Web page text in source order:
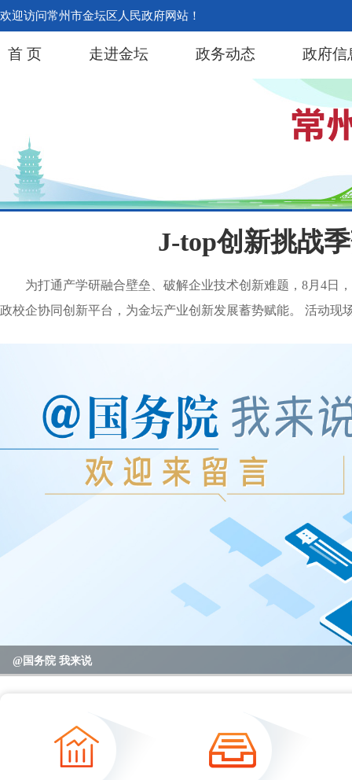
欢迎访问常州市金坛区人民政府网站！
首 页 走进金坛 政务动态 政府信
J-top创新挑战
为打通产学研融合壁垒、破解企业技术创新难题，8月4日
政校企协同创新平台，为金坛产业创新发展蓄势赋能。 活动现
2023年度国务院推动高质量发展综合督查问题线索征集